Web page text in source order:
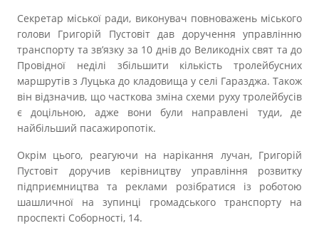
Секретар міської ради, виконувач повноважень міського
голови Григорій Пустовіт дав доручення управлінню
транспорту та зв’язку за 10 днів до Великодніх свят та до
Провідної неділі збільшити кількість тролейбусних
маршрутів з Луцька до кладовища у селі Гаразджа. Також
він відзначив, що часткова зміна схеми руху тролейбусів
є доцільною, адже вони були направлені туди, де
найбільший пасажиропотік.
Окрім цього, реагуючи на нарікання лучан, Григорій
Пустовіт доручив керівництву управління розвитку
підприємництва та реклами розібратися із роботою
шашличної на зупинці громадського транспорту на
проспекті Соборності, 14.